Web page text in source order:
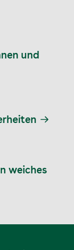
und
weiches